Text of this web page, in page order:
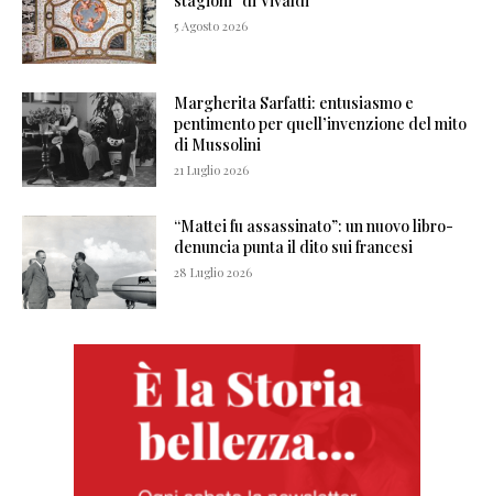
5 Agosto 2026
Margherita Sarfatti: entusiasmo e
pentimento per quell’invenzione del mito
di Mussolini
21 Luglio 2026
“Mattei fu assassinato”: un nuovo libro-
denuncia punta il dito sui francesi
28 Luglio 2026